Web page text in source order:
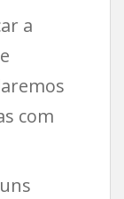
a
com